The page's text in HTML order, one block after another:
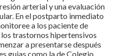
arterial y una evaluación
En el postparto inmediato
a los paciente de
los trastornos hipertensivos
a presentarse después
guias como la de Colegio